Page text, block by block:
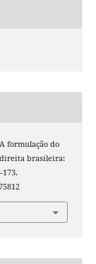
formulação do
brasileira: